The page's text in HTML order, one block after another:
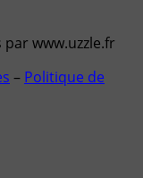
www.uzzle.fr
– Politique de